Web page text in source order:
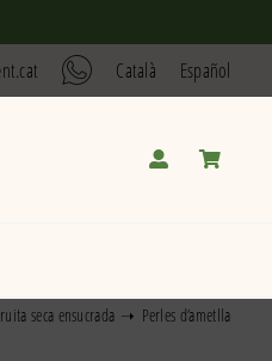
Català Español
seca ensucrada Perles d’ametlla